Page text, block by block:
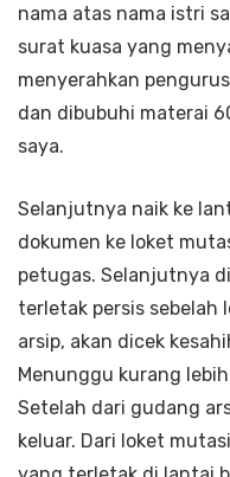
nama atas nama istri
surat kuasa yang
menyerahkan
dan dibubuhi materai
saya.
Selanjutnya naik ke
dokumen ke loket
petugas. Selanjutnya
terletak persis sebelah
arsip, akan dicek
Menunggu kurang
Setelah dari gudang
keluar. Dari loket